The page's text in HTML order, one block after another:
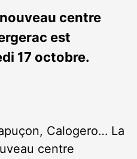
abonnés
centre
est
17 octobre.
Calogero… La
centre